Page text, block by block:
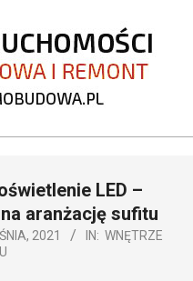
LED –
aranżację sufitu
2021 IN: WNĘTRZE